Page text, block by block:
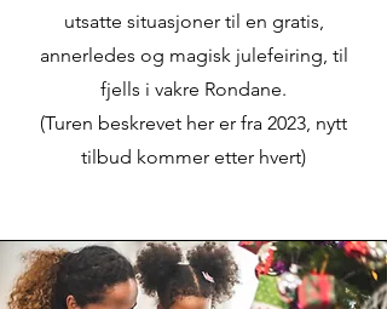
utsatte situasjoner til en gratis,
annerledes og magisk julefeiring, til
fjells i vakre Rondane.
(Turen beskrevet her er fra 2023, nytt
tilbud kommer etter hvert)